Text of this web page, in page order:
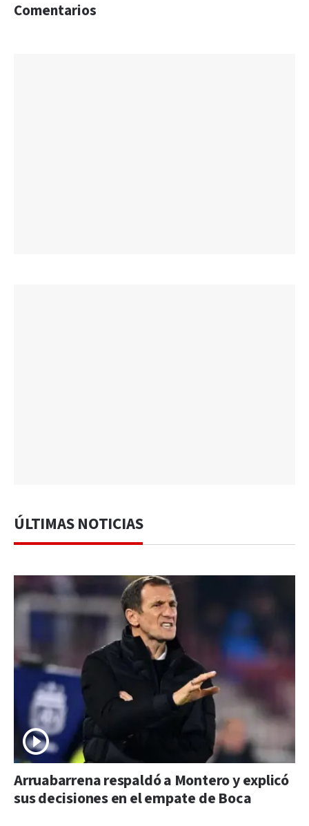
Comentarios
ÚLTIMAS NOTICIAS
Arruabarrena respaldó a Montero y explicó
sus decisiones en el empate de Boca